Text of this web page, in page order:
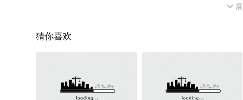
集就上飘花影院，更多剧情信息可移步至豆瓣动漫、电视猫或剧情

猜你喜欢